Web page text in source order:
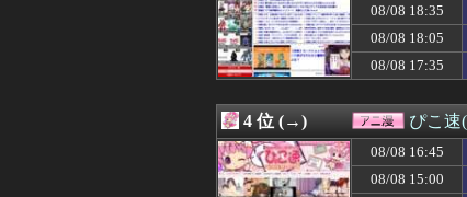
08/08 20:00
海外「三時
08/08 20:00
『モンスタ
08/08 20:00
【衝撃】韓
08/08 20:00
【鬼茶半額
08/08 20:00
格ゲーって
08/08 19:58
【速報】森
08/08 19:58
【驚愕】名
08/08 19:57
大学時代の
08/08 19:57
Aママ「その
08/08 18:35
08/08 18:05
08/08 17:35
4 位 (→) ぴこ速
08/08 16:45
08/08 15:00